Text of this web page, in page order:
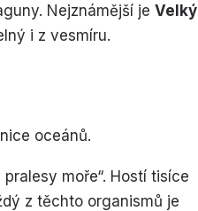
Nejznámější je Velký
i z vesmíru.
oceánů.
moře“. Hostí tisíce
z těchto organismů je